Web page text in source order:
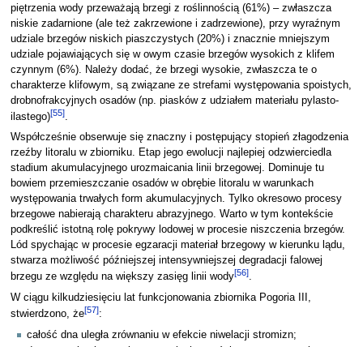
piętrzenia wody przeważają brzegi z roślinnością (61%) – zwłaszcza
niskie zadarnione (ale też zakrzewione i zadrzewione), przy wyraźnym
udziale brzegów niskich piaszczystych (20%) i znacznie mniejszym
udziale pojawiających się w owym czasie brzegów wysokich z klifem
czynnym (6%). Należy dodać, że brzegi wysokie, zwłaszcza te o
charakterze klifowym, są związane ze strefami występowania spoistych,
drobnofrakcyjnych osadów (np. piasków z udziałem materiału pylasto-
ilastego)[55].
Współcześnie obserwuje się znaczny i postępujący stopień złagodzenia
rzeźby litoralu w zbiorniku. Etap jego ewolucji najlepiej odzwierciedla
stadium akumulacyjnego urozmaicania linii brzegowej. Dominuje tu
bowiem przemieszczanie osadów w obrębie litoralu w warunkach
występowania trwałych form akumulacyjnych. Tylko okresowo procesy
brzegowe nabierają charakteru abrazyjnego. Warto w tym kontekście
podkreślić istotną rolę pokrywy lodowej w procesie niszczenia brzegów.
Lód spychając w procesie egzaracji materiał brzegowy w kierunku lądu,
stwarza możliwość późniejszej intensywniejszej degradacji falowej
brzegu ze względu na większy zasięg linii wody[56].
W ciągu kilkudziesięciu lat funkcjonowania zbiornika Pogoria III,
stwierdzono, że[57]:
całość dna uległa zrównaniu w efekcie niwelacji stromizn;